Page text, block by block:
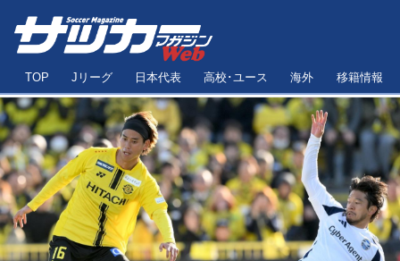
TOP Jリーグ 日本代表 高校･ユース 海外 移籍情報